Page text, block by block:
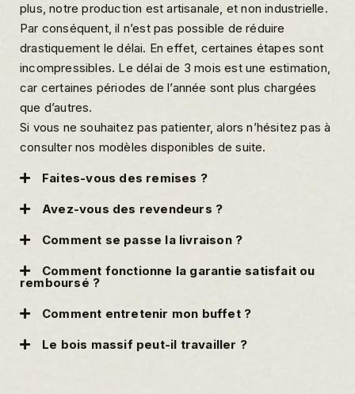
plus, notre production est artisanale, et non industrielle.
Par conséquent, il n’est pas possible de réduire
drastiquement le délai. En effet, certaines étapes sont
incompressibles. Le délai de 3 mois est une estimation,
car certaines périodes de l’année sont plus chargées
que d’autres.
Si vous ne souhaitez pas patienter, alors n’hésitez pas à
consulter nos modèles disponibles de suite.
Faites-vous des remises ?
Avez-vous des revendeurs ?
Comment se passe la livraison ?
Comment fonctionne la garantie satisfait ou
remboursé ?
Comment entretenir mon buffet ?
Le bois massif peut-il travailler ?